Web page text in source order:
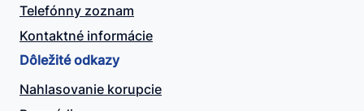
Telefónny zoznam
Kontaktné informácie
Dôležité odkazy
Nahlasovanie korupcie